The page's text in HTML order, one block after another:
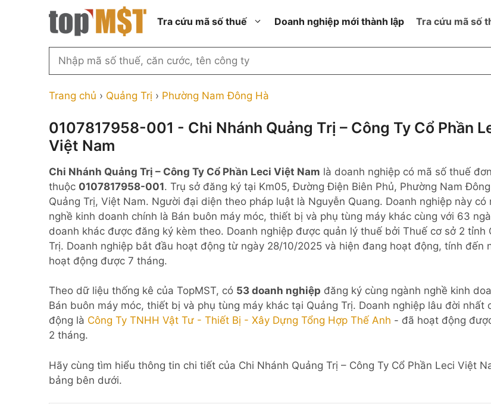
Tra cứu mã số thuế
Thành phố Hồ Chí Minh
Thành phố Hà Nội
Thành phố Đà Nẵng
Thành phố Hải Phòng
Thanh Hóa
Bắc Ninh
Nghệ An
Công ty cổ phần ngoài NN
Công ty hợp doanh
thành viên ngoài NN
Công ty trách nhiệm hữu hạn
ngoài NN
Doanh nghiệp 100% vốn đầu tư
nước ngoài
Hộ kinh doanh cá thể
Ngừng hoạt động nhưng chưa
hoàn thành thủ tục đóng MST
đăng ký
Doanh nghiệp mới thành lập Tra cứu mã số
Tìm
theo
công
ty,
người
đại
diện
hoặc
mã
số
thuế
...
Trang chủ › Quảng Trị › Phường Nam Đông Hà
0107817958-001 - Chi Nhánh Quảng Trị – Công Ty Cổ Phần
Việt Nam
Chi Nhánh Quảng Trị – Công Ty Cổ Phần Leci Việt Nam là doanh nghiệp có mã số thuế
thuộc 0107817958-001. Trụ sở đăng ký tại Km05, Đường Điện Biên Phủ, Phường Nam
Quảng Trị, Việt Nam. Người đại diện theo pháp luật là Nguyễn Quang. Doanh nghiệp này có
nghề kinh doanh chính là Bán buôn máy móc, thiết bị và phụ tùng máy khác cùng với 63
doanh khác được đăng ký kèm theo. Doanh nghiệp được quản lý thuế bởi Thuế cơ sở 2 tỉnh
Trị. Doanh nghiệp bắt đầu hoạt động từ ngày 28/10/2025 và hiện đang hoạt động, tính đến
hoạt động được 7 tháng.
Theo dữ liệu thống kê của TopMST, có 53 doanh nghiệp đăng ký cùng ngành nghề kinh
Bán buôn máy móc, thiết bị và phụ tùng máy khác tại Quảng Trị. Doanh nghiệp lâu đời nhất
động là Công Ty TNHH Vật Tư - Thiết Bị - Xây Dựng Tổng Hợp Thế Anh - đã hoạt động
2 tháng.
Hãy cùng tìm hiểu thông tin chi tiết của Chi Nhánh Quảng Trị – Công Ty Cổ Phần Leci Việt
bảng bên dưới.